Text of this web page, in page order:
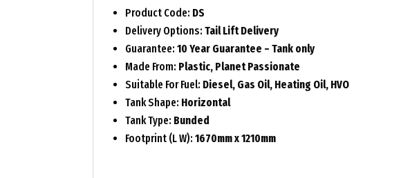
Product Code: DS
Delivery Options:Tail Lift Delivery
Guarantee:10 Year Guarantee – Tank only
Made From: Plastic, Planet Passionate
Suitable For Fuel: Diesel, Gas Oil, Heating Oil, HVO
Tank Shape: Horizontal
Tank Type: Bunded
Footprint (L W):1670mm x 1210mm